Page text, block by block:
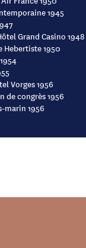
1945
Grand Casino 1948
Hebertiste 1950
Vorges 1956
de congrès 1956
marin 1956